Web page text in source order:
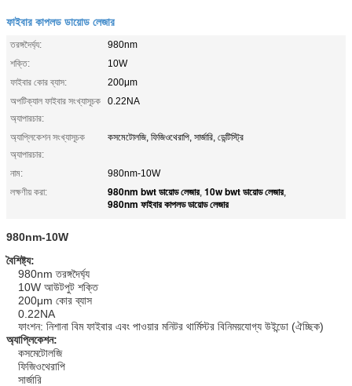
ফাইবার কাপলড ডায়োড লেজার
তরঙ্গদৈর্ঘ্য:
980nm
শক্তি:
10W
ফাইবার কোর ব্যাস:
200μm
অপটিক্যাল ফাইবার সংখ্যাসূচক
অ্যাপারচার:
0.22NA
অ্যাপ্লিকেশন সংখ্যাসূচক
অ্যাপারচার:
কসমেটোলজি, ফিজিওথেরাপি, সার্জারি, ডেন্টিস্ট্রি
নাম:
980nm-10W
লক্ষণীয় করা:
980nm bwt ডায়োড লেজার, 10w bwt ডায়োড লেজার,
980nm ফাইবার কাপলড ডায়োড লেজার
980nm-10W
বৈশিষ্ট্য:
980nm তরঙ্গদৈর্ঘ্য
10W আউটপুট শক্তি
200μm কোর ব্যাস
0.22NA
ফাংশন: নিশানা বিম ফাইবার এবং পাওয়ার মনিটর থার্মিস্টর বিনিময়যোগ্য উইন্ডো (ঐচ্ছিক)
অ্যাপ্লিকেশন:
কসমেটোলজি
ফিজিওথেরাপি
সার্জারি